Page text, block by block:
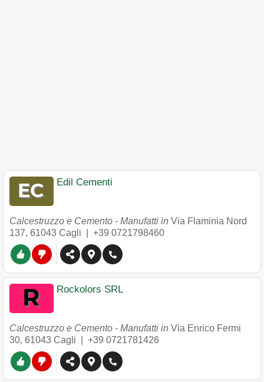
Edil Cementi
Calcestruzzo e Cemento - Manufatti in Via Flaminia Nord
137, 61043 Cagli +39 0721798460
Rockolors SRL
Calcestruzzo e Cemento - Manufatti in Via Enrico Fermi
30, 61043 Cagli +39 0721781426